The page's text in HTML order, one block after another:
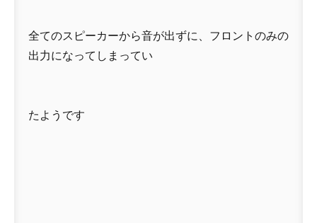
全てのスピーカーから音が出ずに、フロントのみの
出力になってしまってい
たようです